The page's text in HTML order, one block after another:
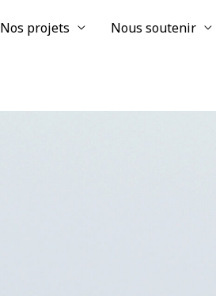
Nos projets Nous soutenir